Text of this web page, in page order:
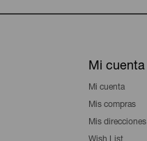
Mi cuenta
Mi cuenta
Mis compras
Mis direcciones